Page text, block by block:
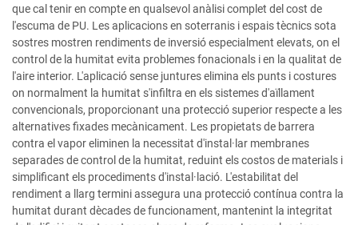
que cal tenir en compte en qualsevol anàlisi complet del cost de
l'escuma de PU. Les aplicacions en soterranis i espais tècnics sota
sostres mostren rendiments de inversió especialment elevats, on el
control de la humitat evita problemes fonacionals i en la qualitat de
l'aire interior. L'aplicació sense juntures elimina els punts i costures
on normalment la humitat s'infiltra en els sistemes d'aïllament
convencionals, proporcionant una protecció superior respecte a les
alternatives fixades mecànicament. Les propietats de barrera
contra el vapor eliminen la necessitat d'instal·lar membranes
separades de control de la humitat, reduint els costos de materials i
simplificant els procediments d'instal·lació. L'estabilitat del
rendiment a llarg termini assegura una protecció contínua contra la
humitat durant dècades de funcionament, mantenint la integritat